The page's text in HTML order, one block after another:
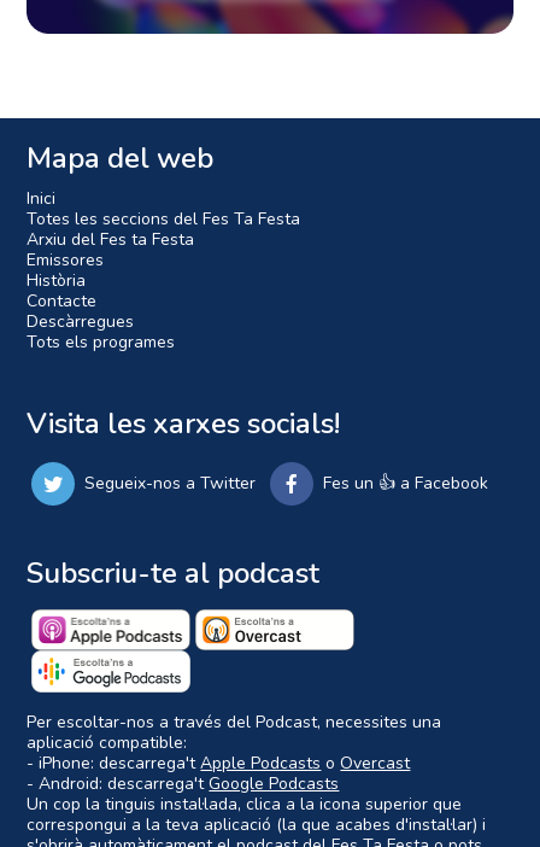
Mapa del web
Inici
Totes les seccions del Fes Ta Festa
Arxiu del Fes ta Festa
Emissores
Història
Contacte
Descàrregues
Tots els programes
Visita les xarxes socials!
Segueix-nos a Twitter Fes un 👍 a Facebook
Subscriu-te al podcast
Per escoltar-nos a través del Podcast, necessites una
aplicació compatible:
- iPhone: descarrega'tApple Podcasts oOvercast
- Android: descarrega'tGoogle Podcasts
Un cop la tinguis instal·lada, clica a la icona superior que
correspongui a la teva aplicació (la que acabes d'instal·lar) i